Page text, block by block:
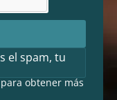
el spam, tu
para obtener más